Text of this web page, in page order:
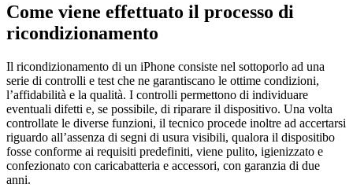
Come viene effettuato il processo di
ricondizionamento
Il ricondizionamento di un iPhone consiste nel sottoporlo ad una
serie di controlli e test che ne garantiscano le ottime condizioni,
l’affidabilità e la qualità. I controlli permettono di individuare
eventuali difetti e, se possibile, di riparare il dispositivo. Una volta
controllate le diverse funzioni, il tecnico procede inoltre ad accertarsi
riguardo all’assenza di segni di usura visibili, qualora il dispositibo
fosse conforme ai requisiti predefiniti, viene pulito, igienizzato e
confezionato con caricabatteria e accessori, con garanzia di due
anni.